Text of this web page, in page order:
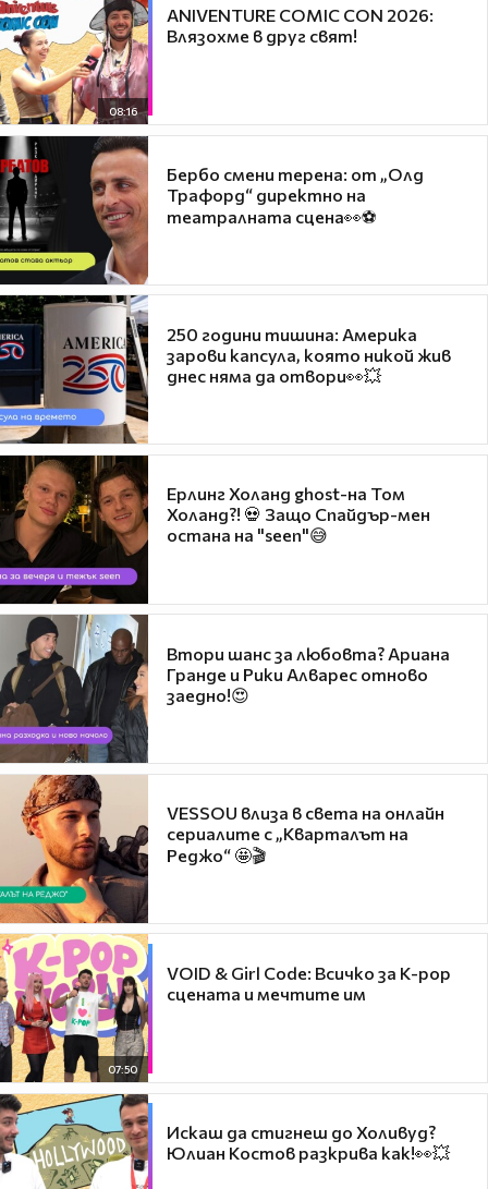
08:16
ANIVENTURE COMIC CON 2026:
Влязохме в друг свят!
Бербо смени терена: от „Олд
Трафорд“ директно на
театралната сцена👀⚽
250 години тишина: Америка
зарови капсула, която никой жив
днес няма да отвори👀💥
Ерлинг Холанд ghost-на Том
Холанд?! 💀 Защо Спайдър-мен
остана на "seen"😅
Втори шанс за любовта? Ариана
Гранде и Рики Алварес отново
заедно!😍
VESSOU влиза в света на онлайн
сериалите с „Кварталът на
Реджо“ 🤩🎬
07:50
VOID & Girl Code: Всичко за K-pop
сцената и мечтите им
Искаш да стигнеш до Холивуд?
Юлиан Костов разкрива как!👀💥